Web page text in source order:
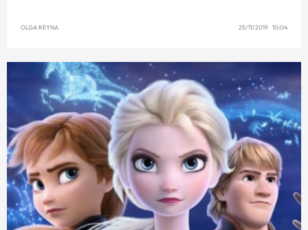
OLGA REYNA 25/11/2019 10:04